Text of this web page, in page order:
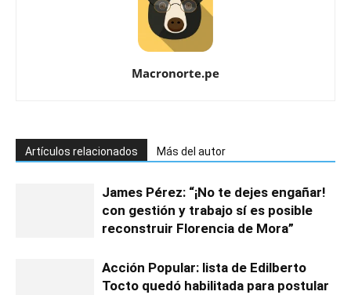
Macronorte.pe
Artículos relacionados Más del autor
James Pérez: “¡No te dejes engañar!
con gestión y trabajo sí es posible
reconstruir Florencia de Mora”
Acción Popular: lista de Edilberto
Tocto quedó habilitada para postular